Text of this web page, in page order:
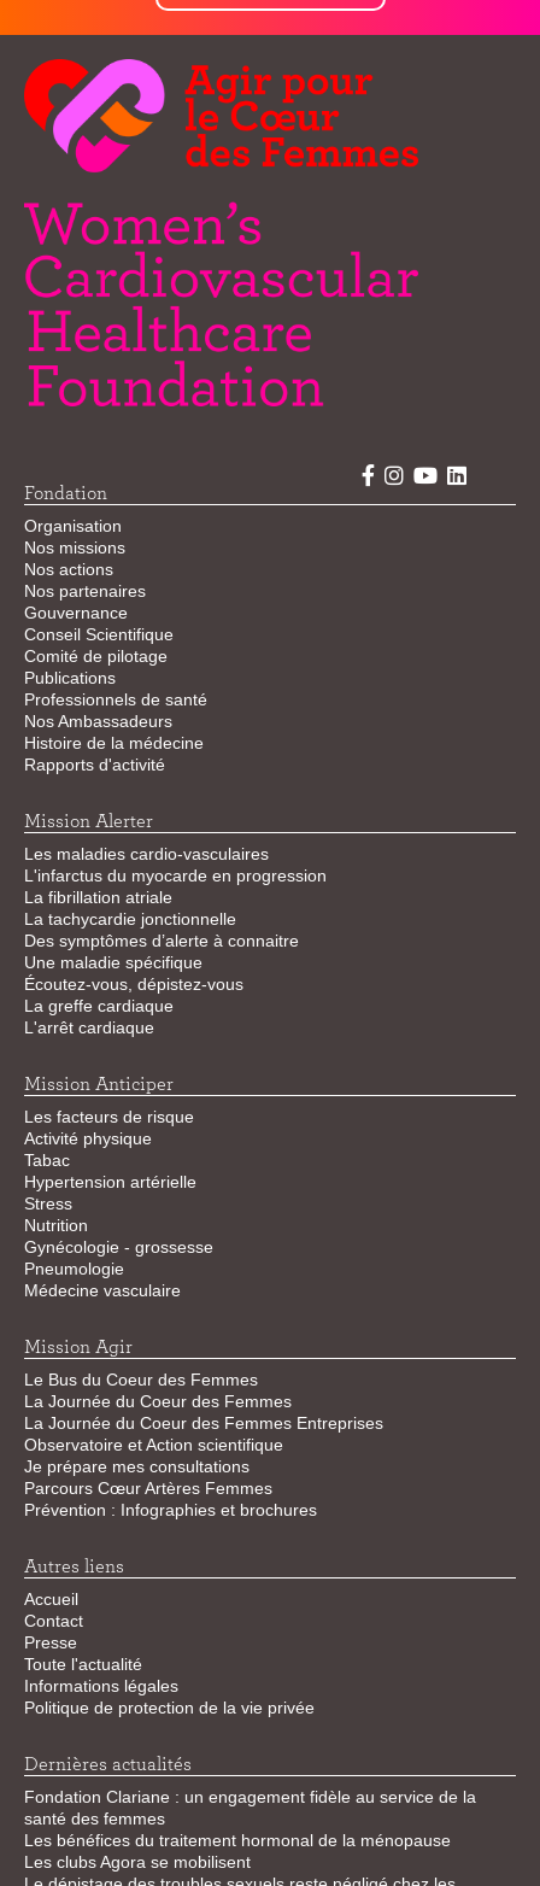
Fondation
Organisation
Nos missions
Nos actions
Nos partenaires
Gouvernance
Conseil Scientifique
Comité de pilotage
Publications
Professionnels de santé
Nos Ambassadeurs
Histoire de la médecine
Rapports d'activité
Mission Alerter
Les maladies cardio-vasculaires
L'infarctus du myocarde en progression
La fibrillation atriale
La tachycardie jonctionnelle
Des symptômes d’alerte à connaitre
Une maladie spécifique
Écoutez-vous, dépistez-vous
La greffe cardiaque
L'arrêt cardiaque
Mission Anticiper
Les facteurs de risque
Activité physique
Tabac
Hypertension artérielle
Stress
Nutrition
Gynécologie - grossesse
Pneumologie
Médecine vasculaire
Mission Agir
Le Bus du Coeur des Femmes
La Journée du Coeur des Femmes
La Journée du Coeur des Femmes Entreprises
Observatoire et Action scientifique
Je prépare mes consultations
Parcours Cœur Artères Femmes
Prévention : Infographies et brochures
Autres liens
Accueil
Contact
Presse
Toute l'actualité
Informations légales
Politique de protection de la vie privée
Dernières actualités
Fondation Clariane : un engagement fidèle au service de la
santé des femmes
Les bénéfices du traitement hormonal de la ménopause
Les clubs Agora se mobilisent